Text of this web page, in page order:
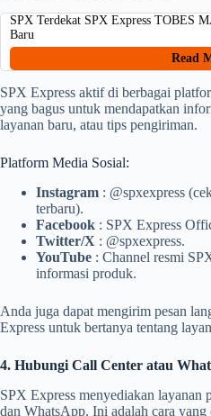
SPX Terdekat SPX Express TOBES
Baru
Read
SPX Express aktif di berbagai
yang bagus untuk mendapatkan
layanan baru, atau tips pengiriman.
Platform Media Sosial:
Instagram : @spxexpress
terbaru).
Facebook : SPX Express
Twitter/X : @spxexpress.
YouTube : Channel resmi
informasi produk.
Anda juga dapat mengirim pesan
Express untuk bertanya tentang
4. Hubungi Call Center atau
SPX Express menyediakan layanan
dan WhatsApp. Ini adalah cara yang